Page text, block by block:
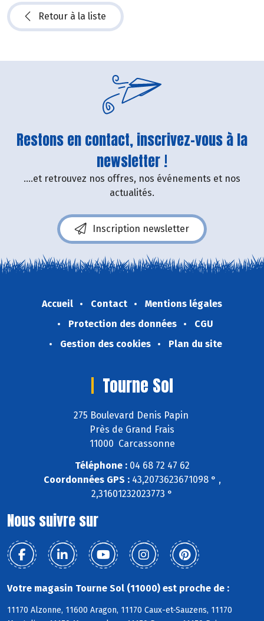
Retour à la liste
Restons en contact, inscrivez-vous à la
newsletter !
....et retrouvez nos offres, nos événements et nos
actualités.
Inscription newsletter
Accueil Contact
Mentions légales
Protection des données
CGU
Gestion des cookies
Plan du site
Tourne Sol
275 Boulevard Denis Papin
Près de Grand Frais
11000 Carcassonne
Téléphone :04 68 72 47 62
Coordonnées GPS :43,2073623671098 ° ,
2,31601232023773 °
Nous suivre sur
Votre magasin Tourne Sol (11000) est proche de :
11170 Alzonne, 11600 Aragon, 11170 Caux-et-Sauzens, 11170